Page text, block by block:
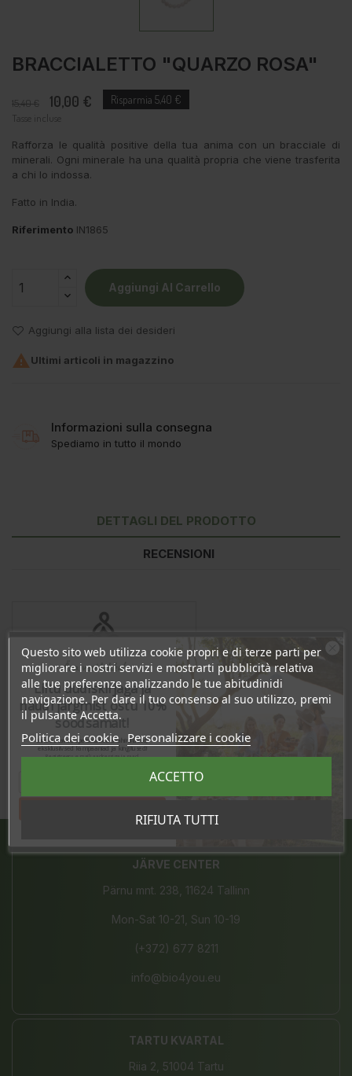
BRACCIALETTO "QUARZO ROSA"
15,40 € 10,00 € Risparmia 5,40 €
Tasse incluse
Rafforza le qualità positive della tua anima con un bracciale di
minerali. Ogni minerale ha una qualità propria che viene trasferita
a chi lo indossa.
Fatto in India.
Riferimento IN1865
Aggiungi Al Carrello
Aggiungi alla lista dei desideri
 Ultimi articoli in magazzino
Informazioni sulla consegna
Spediamo in tutto il mondo
DETTAGLI DEL PRODOTTO
RECENSIONI
In magazzino 2 Articoli
JÄRVE CENTER
Pärnu mnt. 238, 11624 Tallinn
Mon-Sat 10-21, Sun 10-19
(+372) 677 8211
info@bio4you.eu
TARTU KVARTAL
Riia 2, 51004 Tartu
Questo sito web utilizza cookie propri e di terze parti per
migliorare i nostri servizi e mostrarti pubblicità relativa
alle tue preferenze analizzando le tue abitudinidi
navigazione. Per dare il tuo consenso al suo utilizzo, premi
il pulsante Accetta.
Politica dei cookie Personalizzare i cookie
RIFIUTA TUTTI
ACCETTO
Ära veel lahku!
Liitu uudiskirjaga ja
naudi järgmist ostu 10%
soodsamalt!
Sind ootavad spetsiaalsed allahindlused,
eksklusiivsed kampaaniad ja kingitused!
Registreeru e-maili aadressiga ja saad